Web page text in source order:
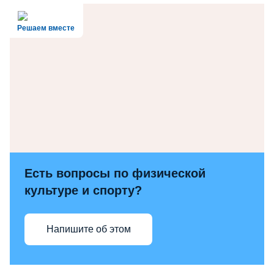
Решаем вместе
Есть вопросы по физической
культуре и спорту?
Напишите об этом